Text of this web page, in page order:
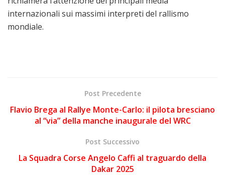
internazionali sui massimi interpreti del rallismo
mondiale.
Post Precedente
Flavio Brega al Rallye Monte-Carlo: il pilota bresciano
al “via” della manche inaugurale del WRC
Post Successivo
La Squadra Corse Angelo Caffi al traguardo della
Dakar 2025